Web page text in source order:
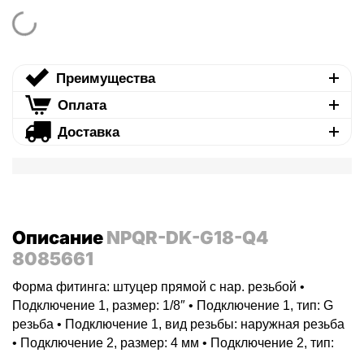
Преимущества
Оплата
Доставка
ОписаниеNPQR-DK-G18-Q4
8085661
Форма фитинга: штуцер прямой с нар. резьбой •
Подключение 1, размер: 1/8″ • Подключение 1, тип: G
резьба • Подключение 1, вид резьбы: наружная резьба
• Подключение 2, размер: 4 мм • Подключение 2, тип: